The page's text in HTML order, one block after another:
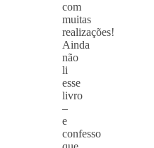
com
muitas
realizações!
Ainda
não
li
esse
livro
–
e
confesso